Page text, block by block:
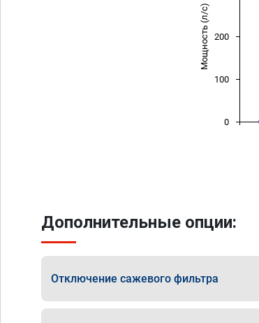
Мощность (л/с)
0
100
200
Дополнительные опции:
Отключение сажевого фильтра